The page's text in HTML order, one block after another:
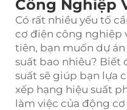
Công Nghiệp
Có rất nhiều yếu tố
cơ điện công nghiệp
tiên, bạn muốn dự
suất bao nhiêu? Biết
suất sẽ giúp bạn lựa
xếp hạng hiệu suất
làm việc của động